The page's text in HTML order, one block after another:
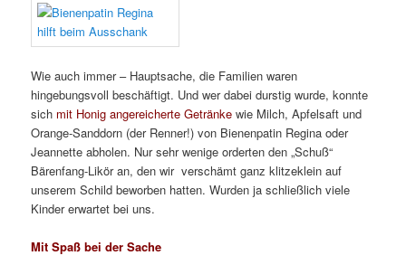
Wie auch immer – Hauptsache, die Familien waren
hingebungsvoll beschäftigt. Und wer dabei durstig wurde, konnte
sich mit Honig angereicherte Getränke wie Milch, Apfelsaft und
Orange-Sanddorn (der Renner!) von Bienenpatin Regina oder
Jeannette abholen. Nur sehr wenige orderten den „Schuß“
Bärenfang-Likör an, den wir verschämt ganz klitzeklein auf
unserem Schild beworben hatten. Wurden ja schließlich viele
Kinder erwartet bei uns.
Mit Spaß bei der Sache